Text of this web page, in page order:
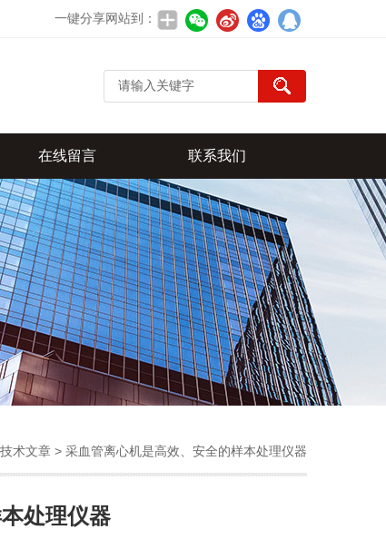
一键分享网站到：
在线留言 联系我们
技术文章 > 采血管离心机是高效、安全的样本处理仪器
处理仪器